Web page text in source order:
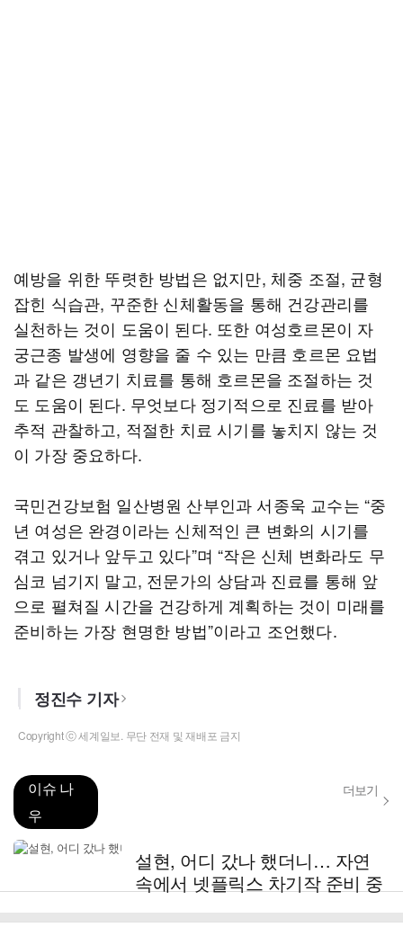
예방을 위한 뚜렷한 방법은 없지만, 체중 조절, 균형
잡힌 식습관, 꾸준한 신체활동을 통해 건강관리를
실천하는 것이 도움이 된다. 또한 여성호르몬이 자
궁근종 발생에 영향을 줄 수 있는 만큼 호르몬 요법
과 같은 갱년기 치료를 통해 호르몬을 조절하는 것
도 도움이 된다. 무엇보다 정기적으로 진료를 받아
추적 관찰하고, 적절한 치료 시기를 놓치지 않는 것
이 가장 중요하다.
국민건강보험 일산병원 산부인과 서종욱 교수는 “중
년 여성은 완경이라는 신체적인 큰 변화의 시기를
겪고 있거나 앞두고 있다”며 “작은 신체 변화라도 무
심코 넘기지 말고, 전문가의 상담과 진료를 통해 앞
으로 펼쳐질 시간을 건강하게 계획하는 것이 미래를
준비하는 가장 현명한 방법”이라고 조언했다.
정진수 기자
Copyright ⓒ 세계일보. 무단 전재 및 재배포 금지
이슈 나
우
더보기
설현, 어디 갔나 했더니… 자연
속에서 넷플릭스 차기작 준비 중